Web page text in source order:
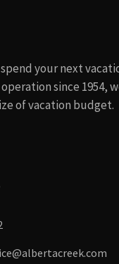
your next
since 1954,
of vacation budget.